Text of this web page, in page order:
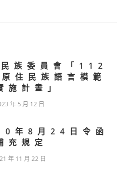
民族委員會「112
住民族語言模範
施計畫」
年 5 月 12 日
年8月24日令函
充規定
年 11 月 22 日